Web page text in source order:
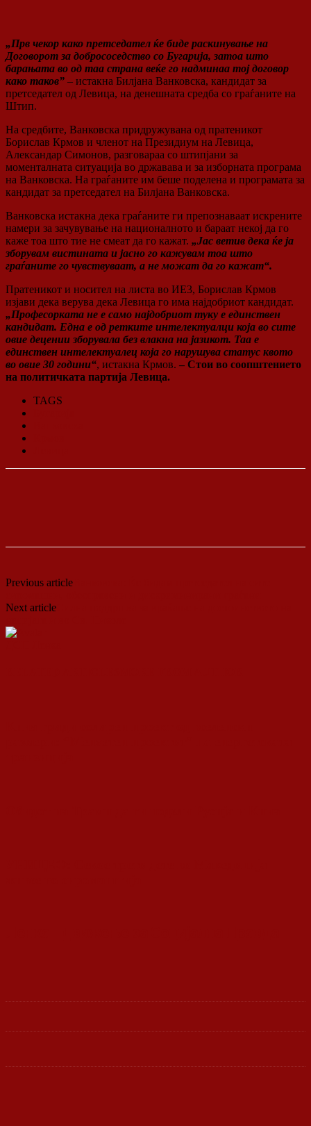
„Прв чекор како претседател ќе биде раскинување на
Договорот за добрососедство со Бугарија, затоа што
барањата во од таа страна веќе го надминаа тој договор
како таков” – истакна Билјана Ванковска, кандидат за
претседател од Левица, на денешната средба со граѓаните на
Штип.
На средбите, Ванковска придружувана од пратеникот
Борислав Крмов и членот на Президиум на Левица,
Александар Симонов, разговараа со штипјани за
моменталната ситуација во државава и за изборната програма
на Ванковска. На граѓаните им беше поделена и програмата за
кандидат за претседател на Билјана Ванковска.
Ванковска истакна дека граѓаните ги препознаваат искрените
намери за зачувување на националното и бараат некој да го
каже тоа што тие не смеат да го кажат. „Јас ветив дека ќе ја
зборувам вистината и јасно го кажувам тоа што
граѓаните го чувствуваат, а не можат да го кажат“.
Пратеникот и носител на листа во ИЕ3, Борислав Крмов
изјави дека верува дека Левица го има најдобриот кандидат.
„Професорката не е само најдобриот туку е единствен
кандидат. Една е од ретките интелектуалци која во сите
овие децении зборувала без влакна на јазикот. Таа е
единствен интелектуалец која го нарушува статус квото
во овие 30 години“, истакна Крмов. – Стои во соопштението
на политичката партија Левица.
TAGS
Previous article
Next article